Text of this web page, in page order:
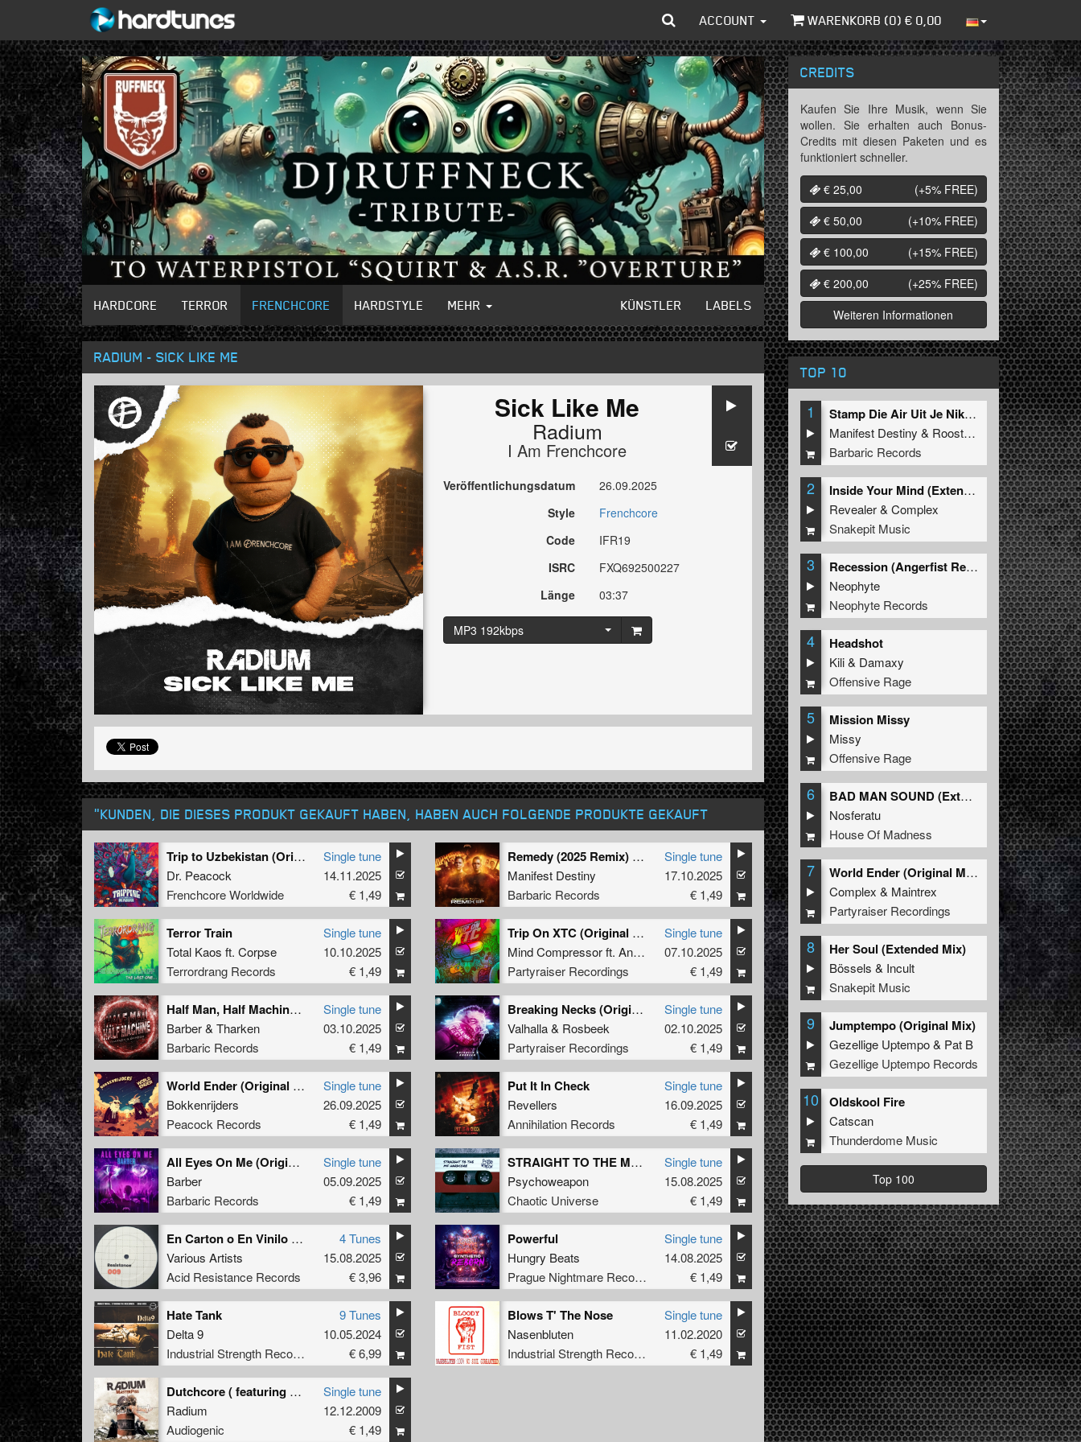
ACCOUNT WARENKORB (0) € 0,00
HARDCORE TERROR FRENCHCORE HARDSTYLE MEHR KÜNSTLER LABELS
RADIUM - SICK LIKE ME
Sick Like Me
Radium
I Am Frenchcore
Veröffentlichungsdatum
26.09.2025
Style
Frenchcore
Code
IFR19
ISRC
FXQ692500227
Länge
03:37
MP3 192kbps
"KUNDEN, DIE DIESES PRODUKT GEKAUFT HABEN, HABEN AUCH FOLGENDE PRODUKTE GEKAUFT
Trip to Uzbekistan (Original Mix)
Dr. Peacock
Frenchcore Worldwide
Single tune
14.11.2025
€ 1,49
Remedy (2025 Remix) (Original Mix)
Manifest Destiny
Barbaric Records
Single tune
17.10.2025
€ 1,49
Terror Train
Total Kaos ft. Corpse
Terrordrang Records
Single tune
10.10.2025
€ 1,49
Trip On XTC (Original Mix)
Mind Compressorft. Annely
Partyraiser Recordings
Single tune
07.10.2025
€ 1,49
Half Man, Half Machine (Original Mix)
Barber& Tharken
Barbaric Records
Single tune
03.10.2025
€ 1,49
Breaking Necks (Original Mix)
Valhalla& Rosbeek
Partyraiser Recordings
Single tune
02.10.2025
€ 1,49
World Ender (Original Mix)
Bokkenrijders
Peacock Records
Single tune
26.09.2025
€ 1,49
Put It In Check
Revellers
Annihilation Records
Single tune
16.09.2025
€ 1,49
All Eyes On Me (Original Mix)
Barber
Barbaric Records
Single tune
05.09.2025
€ 1,49
STRAIGHT TO THE MF HARDCORE (Original Mix)
Psychoweapon
Chaotic Universe
Single tune
15.08.2025
€ 1,49
En Carton o En Vinilo EP
Various Artists
Acid Resistance Records
4 Tunes
15.08.2025
€ 3,96
Powerful
Hungry Beats
Prague Nightmare Records
Single tune
14.08.2025
€ 1,49
Hate Tank
Delta 9
Industrial Strength Records
9 Tunes
10.05.2024
€ 6,99
Blows T' The Nose
Nasenbluten
Industrial Strength Records
Single tune
11.02.2020
€ 1,49
Dutchcore ( featuring Drokz)
Radium
Audiogenic
Single tune
12.12.2009
€ 1,49
CREDITS
Kaufen Sie Ihre Musik, wenn Sie
wollen. Sie erhalten auch Bonus-
Credits mit diesen Paketen und es
funktioniert schneller.
€ 25,00
(+5% FREE)
€ 50,00
(+10% FREE)
€ 100,00
(+15% FREE)
€ 200,00
(+25% FREE)
Weiteren Informationen
TOP 10
1
Stamp Die Air Uit Je Nikeys (Extended Mix)
Manifest Destiny & Roosterz
Barbaric Records
2
Inside Your Mind (Extended Mix)
Revealer&Complex
Snakepit Music
3
Recession (Angerfist Remix Extended)
Neophyte
Neophyte Records
4 Headshot
Kili& Damaxy
Offensive Rage
5 Mission Missy
Missy
Offensive Rage
6
BAD MAN SOUND (Extended Mix)
Nosferatu
House Of Madness
7
World Ender (Original Mix)
Complex & Maintrex
Partyraiser Recordings
8 Her Soul (Extended Mix)
Bössels & Incult
Snakepit Music
9 Jumptempo (Original Mix)
Gezellige Uptempo& Pat B
Gezellige Uptempo Records
10 Oldskool Fire
Catscan
Thunderdome Music
Top 100